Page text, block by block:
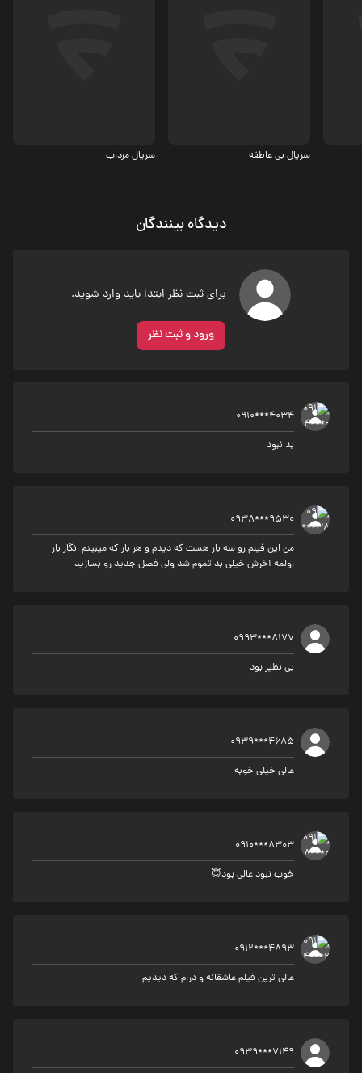
سریال بی عاطفه سریال مرداب
دیدگاه بینندگان
برای ثبت نظر ابتدا باید وارد شوید.
ورود و ثبت نظر
0910***4034
بد نبود
0938***9530
من این فیلم رو سه بار هست که دیدم و هر بار که میبینم انگار بار
اولمه آخرش خیلی بد تموم شد ولی فصل جدید رو بسازید
0993***8177
بی نظیر بود
0939***4685
عالی خیلی خوبه
0910***8303
خوب نبود عالی بود😇
0912***4893
عالی ترین فیلم عاشقانه و درام که دیدیم
0939***7149